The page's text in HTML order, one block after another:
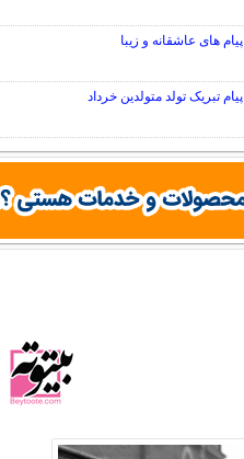
پیام های عاشقانه و زیبا
پیام تبریک تولد متولدین خرداد